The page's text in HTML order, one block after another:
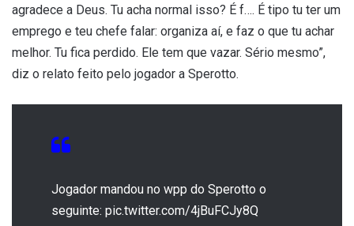
agradece a Deus. Tu acha normal isso? É f…. É tipo tu ter um
emprego e teu chefe falar: organiza aí, e faz o que tu achar
melhor. Tu fica perdido. Ele tem que vazar. Sério mesmo”,
diz o relato feito pelo jogador a Sperotto.
Jogador mandou no wpp do Sperotto o
seguinte: pic.twitter.com/4jBuFCJy8Q